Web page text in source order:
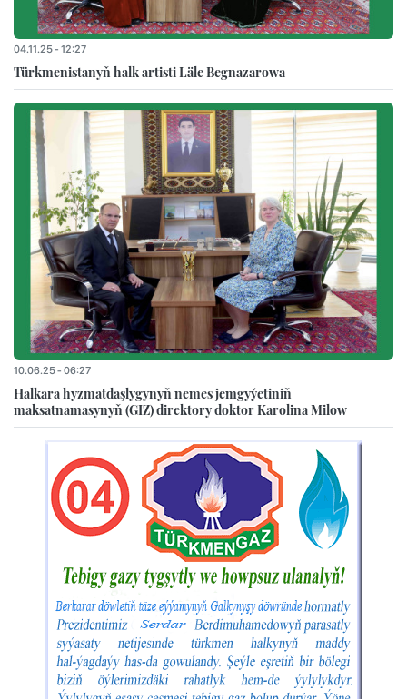
04.11.25 - 12:27
Türkmenistanyň halk artisti Läle Begnazarowa
10.06.25 - 06:27
Halkara hyzmatdaşlygynyň nemes jemgyýetiniň
maksatnamasynyň (GIZ) direktory doktor Karolina Milow